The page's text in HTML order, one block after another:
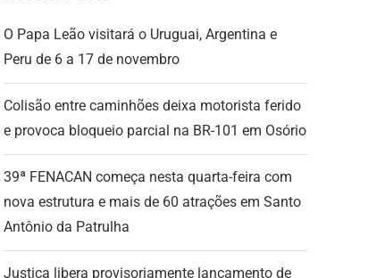
O Papa Leão visitará o Uruguai, Argentina e
Peru de 6 a 17 de novembro
Colisão entre caminhões deixa motorista ferido
e provoca bloqueio parcial na BR-101 em Osório
39ª FENACAN começa nesta quarta-feira com
nova estrutura e mais de 60 atrações em Santo
Antônio da Patrulha
Justiça libera provisoriamente lançamento de